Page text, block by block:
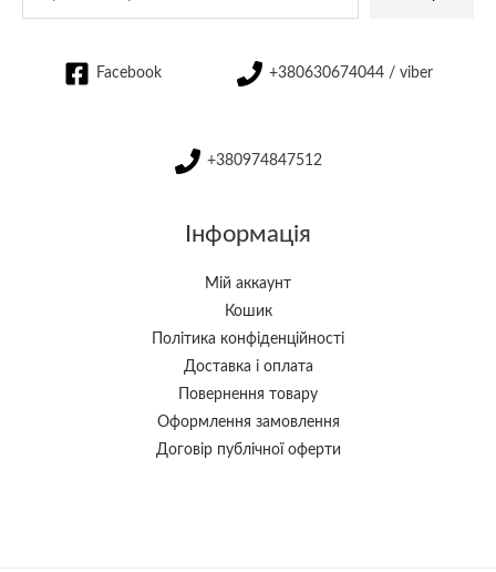
Facebook +380630674044 / viber
+380974847512
Інформація
Мій аккаунт
Кошик
Політика конфіденційності
Доставка і оплата
Повернення товару
Оформлення замовлення
Договір публічної оферти